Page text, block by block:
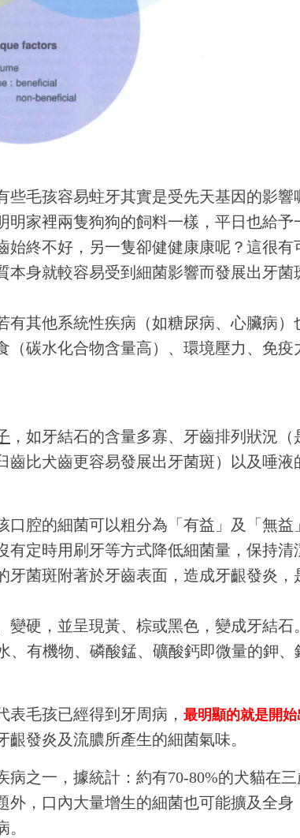
些毛孩容易蛀牙其實是受先天基因的影響
明家裡兩隻狗狗的飼料一樣，平日也給予
始終不好，另一隻卻健健康康呢？這很有
本身就較容易受到細菌影響而發展出牙菌
有其他系統性疾病（如糖尿病、心臟病）
（碳水化合物含量高）、環境壓力、免疫
，如牙結石的含量多寡、牙齒排列狀況（
齒比犬齒更容易發展出牙菌斑）以及唾液
口腔的細菌可以粗分為「有益」及「無益
有定時用刷牙等方式降低細菌量，保持清
牙菌斑附著於牙齒表面，造成牙齦發炎，
變硬，並呈現黃、棕或黑色，變成牙結石
、有機物、磷酸錳、礦酸鈣即微量的鉀
表毛孩已經得到牙周病， 最明顯的就是開
發炎及流膿所產生的細菌氣味。
病之一，據統計：約有70-80%的犬貓在
外，口內大量增生的細菌也可能擴及全身